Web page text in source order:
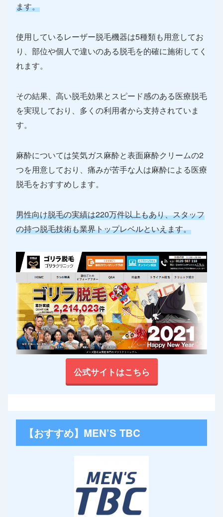
ます。
使用しているレーザー脱毛機器は5種類も用意してお
り、部位や個人で違いのある脱毛を的確に施術してく
れます。
その結果、高い脱毛効果とスピード感のある医療脱毛
を実現しており、多くの利用者から支持されていま
す。
麻酔については笑気ガス麻酔と表面麻酔クリームの2
つを用意しており、痛みが苦手な人は麻酔による医療
脱毛をおすすめします。
男性向け脱毛の実績は220万件以上もあり、スタッフ
の持つ脱毛技術も業界トップレベルといえます。
公式サイトはこちら
【おすすめ】MEN’S TBC